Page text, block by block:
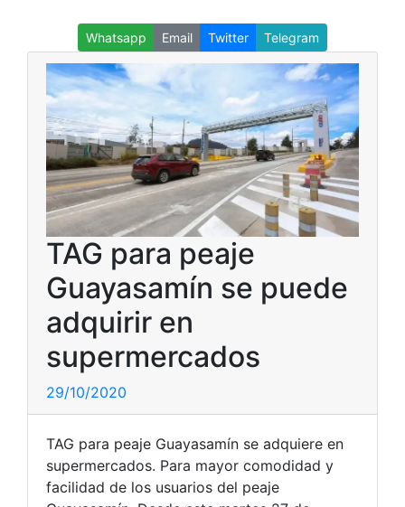
Whatsapp Email Twitter Telegram
TAG para peaje
Guayasamín se puede
adquirir en
supermercados
29/10/2020
TAG para peaje Guayasamín se adquiere en
supermercados. Para mayor comodidad y
facilidad de los usuarios del peaje